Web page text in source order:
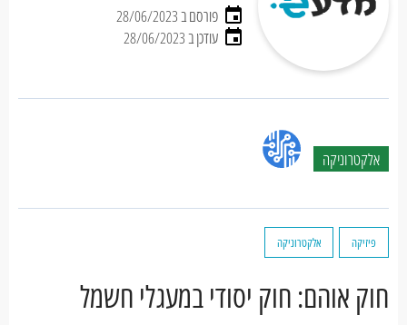
פורסם ב 28/06/2023
עודכן ב 28/06/2023
אלקטרוניקה
פיזיקה אלקטרוניקה
חוק אוהם: חוק יסודי במעגלי חשמל